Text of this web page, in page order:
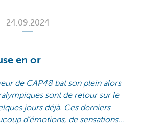
24.09.2024
en or
de CAP48 bat son plein alors
sont de retour sur le
jours déjà. Ces derniers
d’émotions, de sensations…